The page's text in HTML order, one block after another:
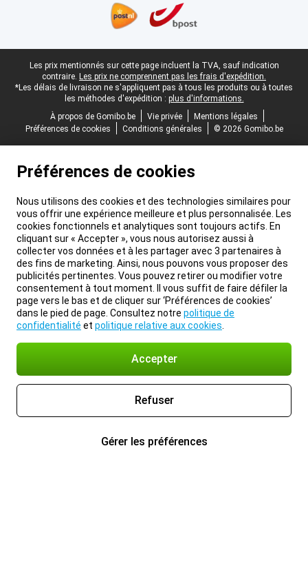
Pied-de-page légal
Les prix mentionnés sur cette page incluent la TVA, sauf indication
contraire. Les prix ne comprennent pas les frais d'expédition.
*Les délais de livraison ne s'appliquent pas à tous les produits ou à toutes
les méthodes d'expédition : plus d'informations.
À propos de Gomibo.be
Vie privée
Mentions légales
Préférences de cookies
Conditions générales © 2026 Gomibo.be
Préférences de cookies
Nous utilisons des cookies et des technologies similaires pour
vous offrir une expérience meilleure et plus personnalisée. Les
cookies fonctionnels et analytiques sont toujours actifs. En
cliquant sur « Accepter », vous nous autorisez aussi à
collecter vos données et à les partager avec 3 partenaires à
des fins de marketing. Ainsi, nous pouvons vous proposer des
publicités pertinentes. Vous pouvez retirer ou modifier votre
consentement à tout moment. Il vous suffit de faire défiler la
page vers le bas et de cliquer sur ‘Préférences de cookies’
dans le pied de page. Consultez notre politique de
confidentialité et politique relative aux cookies
Accepter
Refuser
Gérer les préférences